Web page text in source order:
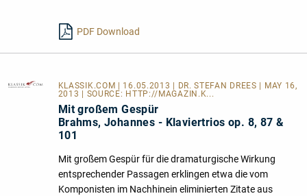
PDF Download
KLASSIK.COM
| 16.05.2013 | DR. STEFAN DREES | MAY 16,
2013 | SOURCE: HTTP://MAGAZIN.K...
Mit großem Gespür
Brahms, Johannes - Klaviertrios op. 8, 87 &
101
Mit großem Gespür für die dramaturgische Wirkung
entsprechender Passagen erklingen etwa die vom
Komponisten im Nachhinein eliminierten Zitate aus